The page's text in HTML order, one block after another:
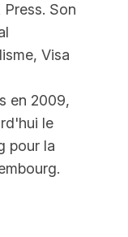
Son
Visa
en 2009,
le
pour la